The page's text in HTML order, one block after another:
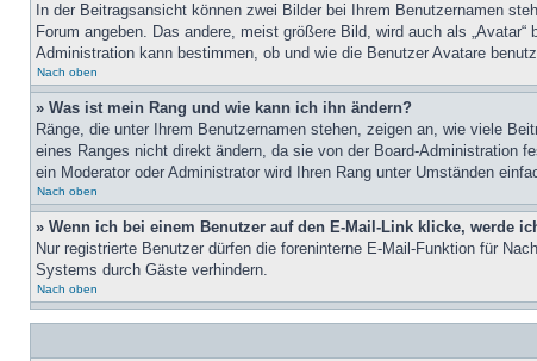
In der Beitragsansicht können zwei Bilder bei Ihrem Benutzernamen
Forum angeben. Das andere, meist größere Bild, wird auch als
Administration kann bestimmen, ob und wie die Benutzer Avatare
Nach oben
» Was ist mein Rang und wie kann ich ihn ändern?
Ränge, die unter Ihrem Benutzernamen stehen, zeigen an, wie viele
eines Ranges nicht direkt ändern, da sie von der Board-Administration
ein Moderator oder Administrator wird Ihren Rang unter Umständen
Nach oben
» Wenn ich bei einem Benutzer auf den E-Mail-Link klicke, werde
Nur registrierte Benutzer dürfen die foreninterne E-Mail-Funktion für
Systems durch Gäste verhindern.
Nach oben